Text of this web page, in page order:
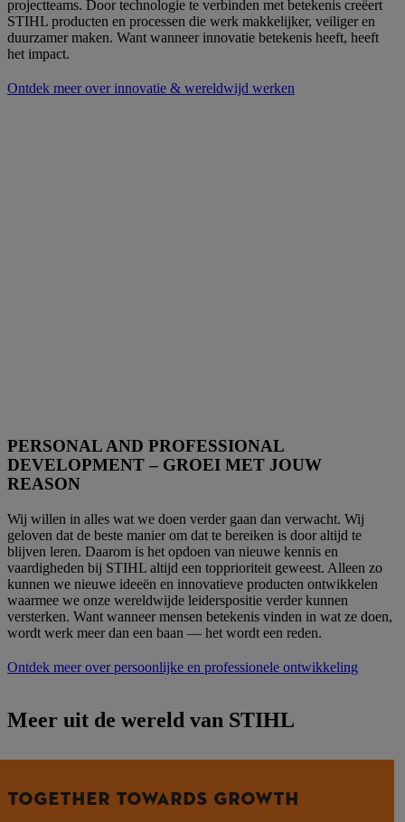
projectteams. Door technologie te verbinden met betekenis creëert
STIHL producten en processen die werk makkelijker, veiliger en
duurzamer maken. Want wanneer innovatie betekenis heeft, heeft
het impact.
Ontdek meer over innovatie & wereldwijd werken
PERSONAL AND PROFESSIONAL
DEVELOPMENT – GROEI MET JOUW
REASON
Wij willen in alles wat we doen verder gaan dan verwacht. Wij
geloven dat de beste manier om dat te bereiken is door altijd te
blijven leren. Daarom is het opdoen van nieuwe kennis en
vaardigheden bij STIHL altijd een topprioriteit geweest. Alleen zo
kunnen we nieuwe ideeën en innovatieve producten ontwikkelen
waarmee we onze wereldwijde leiderspositie verder kunnen
versterken. Want wanneer mensen betekenis vinden in wat ze doen,
wordt werk meer dan een baan — het wordt een reden.
Ontdek meer over persoonlijke en professionele ontwikkeling
Meer uit de wereld van STIHL
TOGETHER TOWARDS GROWTH